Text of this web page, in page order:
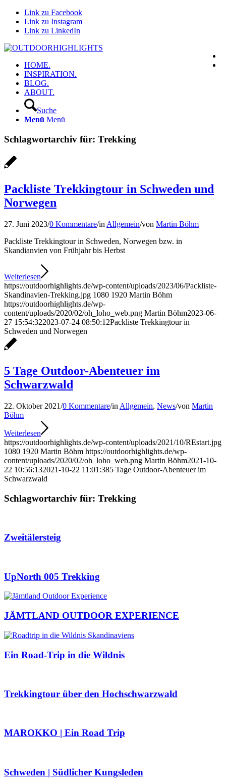
Link zu Facebook
Link zu Instagram
Link zu LinkedIn
HOME.
INSPIRATION.
BLOG.
ABOUT.
Suche
Menü Menü
Schlagwortarchiv für: Trekking
Packliste Trekkingtour in Schweden und
Norwegen
27. Juni 2023/0 Kommentare/in Allgemein/von Martin Böhm
Packliste Trekkingtour in Schweden, Norwegen bzw. in
Skandianvien von Frühjahr bis Herbst
Weiterlesen
https://outdoorhighlights.de/wp-content/uploads/2023/06/Packliste-
Skandinavien-Trekking.jpg 1080 1920 Martin Böhm
https://outdoorhighlights.de/wp-
content/uploads/2020/02/oh_loho_web.png Martin Böhm2023-06-
27 15:54:322023-07-24 08:50:12Packliste Trekkingtour in
Schweden und Norwegen
5 Tage Outdoor-Abenteuer im
Schwarzwald
22. Oktober 2021/0 Kommentare/in Allgemein, News/von Martin
Böhm
Weiterlesen
https://outdoorhighlights.de/wp-content/uploads/2021/10/REstart.jpg
1080 1920 Martin Böhm https://outdoorhighlights.de/wp-
content/uploads/2020/02/oh_loho_web.png Martin Böhm2021-10-
22 10:56:132021-10-22 11:01:385 Tage Outdoor-Abenteuer im
Schwarzwald
Schlagwortarchiv für: Trekking
Zweitälersteig
UpNorth 005 Trekking
JÄMTLAND OUTDOOR EXPERIENCE
Ein Road-Trip in die Wildnis
Trekkingtour über den Hochschwarzwald
MAROKKO | Ein Road Trip
Schweden | Südlicher Kungsleden